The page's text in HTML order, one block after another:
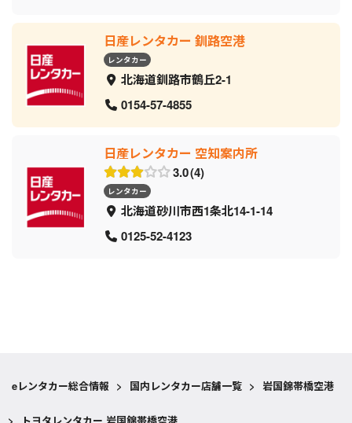
日産レンタカー 釧路空港
レンタカー
北海道釧路市鶴丘2-1
0154-57-4855
日産レンタカー 空知案内所
3.0 4
レンタカー
北海道砂川市西1条北14-1-14
0125-52-4123
eレンタカー総合情報 > 国内レンタカー店舗一覧 > 岩国錦帯橋空港